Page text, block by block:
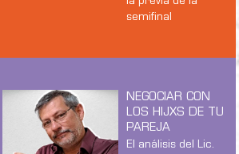
semifinal
NEGOCIAR CON
LOS HIJXS DE TU
PAREJA
El análisis del Lic.